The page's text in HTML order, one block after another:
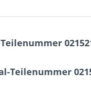
Teilenummer